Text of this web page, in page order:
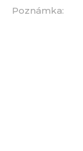
Poznámka: